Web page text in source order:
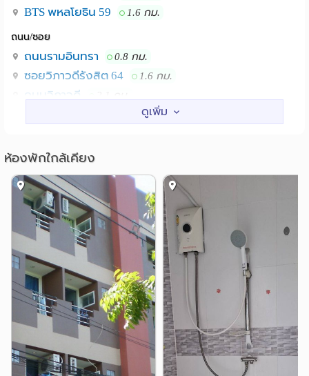
BTS พหลโยธิน 59 1.6 กม.
ถนน/ซอย
ถนนรามอินทรา 0.8 กม.
ซอยวิภาวดีรังสิต 64 1.6 กม.
ถนนวิภาวดี
ซอยวิภาวดีรังสิต 60 (เคหะบัว)
ซอยลาดปลาเค้า 24
สถานศึกษา
ม.ราชภัฏพระนคร 0.6 กม. ม.เกริก
สถาบันวิจัยจุฬาภรณ์ 1.7 กม. ม.ศรีปทุม
รร.สารวิทยา 2.4 กม. ม.เกษตร บางเขน
แหล่งช๊อปปิ้ง
เซ็นทรัลรามอินทรา 1.2 กม.
เทสโก้โลตัส(หลักสี่) 1.4 กม. ตลาดบางบัว
ไอทีสแควร์ 1.9 กม.
บิ๊กซี สะพานใหม่ ดอนเมือง 2.7 กม.
ตลาดลาดปลาเค้า 2.8 กม.
ห้องพักใกล้เคียง